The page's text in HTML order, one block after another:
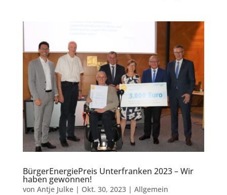
BürgerEnergiePreis Unterfranken 2023 – Wir
haben gewonnen!
von Antje Julke| Okt. 30, 2023| Allgemein